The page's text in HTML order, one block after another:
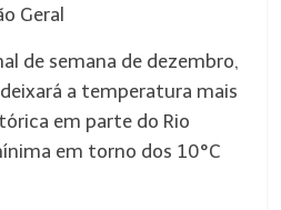
Geral
de semana de dezembro,
a temperatura mais
em parte do Rio
em torno dos 10°C